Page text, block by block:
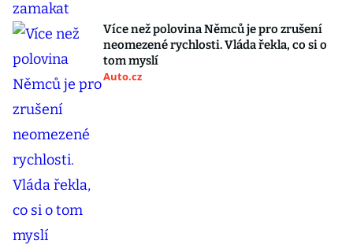
Více než polovina Němců je pro zrušení
neomezené rychlosti. Vláda řekla, co si o
tom myslí
Auto.cz